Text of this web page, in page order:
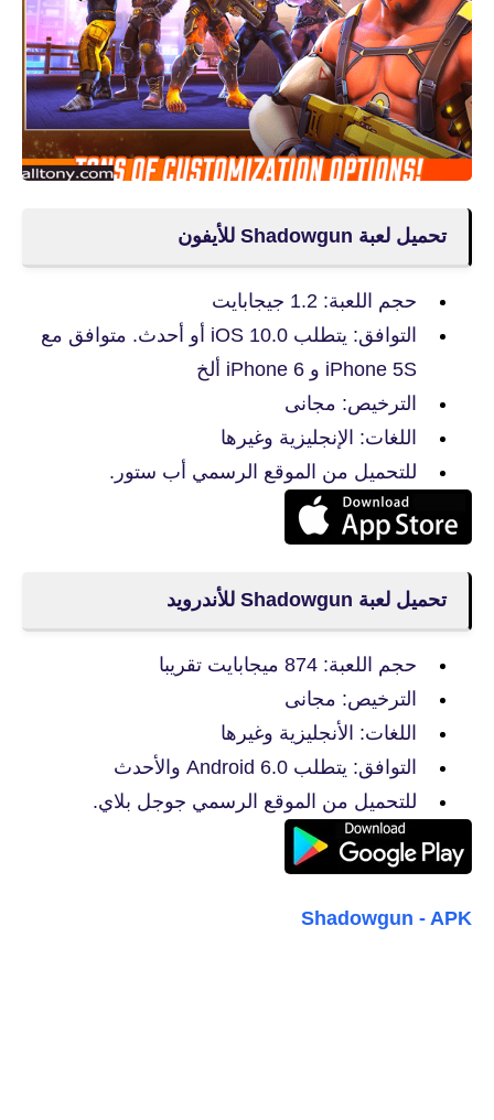
تحميل لعبة Shadowgun للأيفون
حجم اللعبة: 1.2 جيجابايت
التوافق: يتطلب iOS 10.0 أو أحدث. متوافق مع
iPhone 5S و iPhone 6 ألخ
الترخيص: مجانى
اللغات: الإنجليزية وغيرها
للتحميل من الموقع الرسمي أب ستور.
تحميل لعبة Shadowgun للأندرويد
حجم اللعبة: 874 ميجابايت تقريبا
الترخيص: مجانى
اللغات: الأنجليزية وغيرها
التوافق: يتطلب Android 6.0 والأحدث
للتحميل من الموقع الرسمي جوجل بلاي.
Shadowgun - APK